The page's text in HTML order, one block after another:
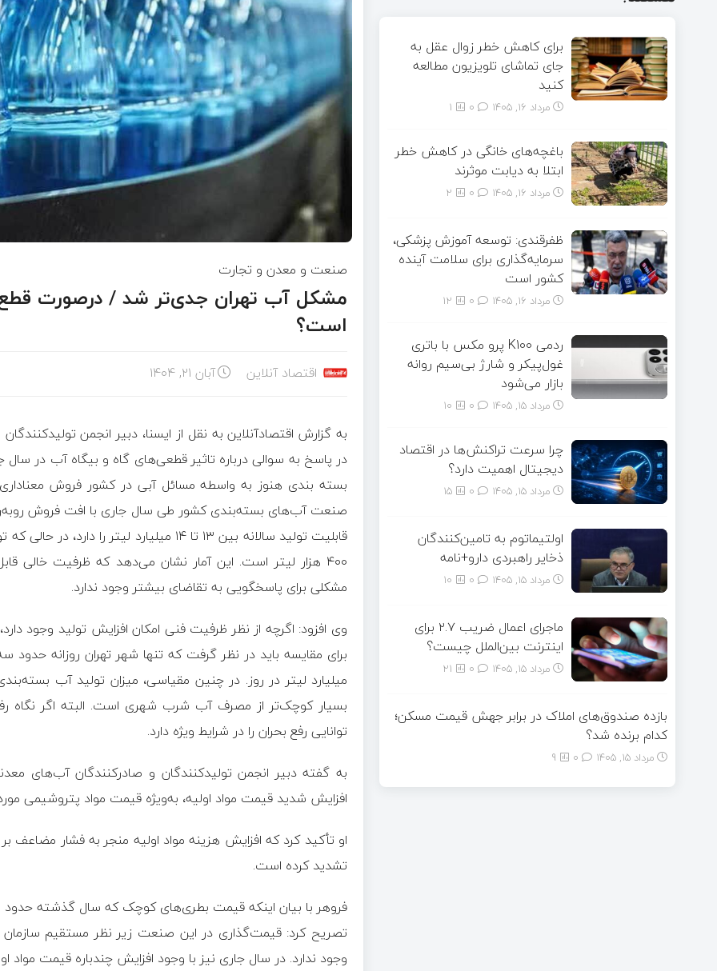
صنعت و معدن و تجارت
مشکل آب تهران جدی‌تر شد / درصورت
است؟
اقتصاد آنلاین آبان ۲۱, ۱۴۰۴
به گزارش اقتصادآنلاین به نقل از ایسنا، دبیر انجمن
در پاسخ به سوالی درباره تاثیر قطعی‌های گاه و بیگاه آب در
بسته بندی هنوز به واسطه مسائل آبی در کشور فروش
صنعت آب‌های بسته‌بندی کشور طی سال جاری با افت فروش
۴۰۰ هزار لیتر است. این آمار نشان می‌دهد که ظرفیت خالی
مشکلی برای پاسخگویی به تقاضای بیشتر وجود ندارد.
وی افزود: اگرچه از نظر ظرفیت فنی امکان افزایش تولید وجود
برای مقایسه باید در نظر گرفت که تنها شهر تهران روزانه
میلیارد لیتر در روز. در چنین مقیاسی، میزان تولید آب
بسیار کوچک‌تر از مصرف آب شرب شهری است. البته اگر
توانایی رفع بحران را در شرایط ویژه دارد.
به گفته دبیر انجمن تولیدکنندگان و صادرکنندگان آب‌های
افزایش شدید قیمت مواد اولیه، به‌ویژه قیمت مواد پتروشیمی
او تأکید کرد که افزایش هزینه مواد اولیه منجر به فشار
تشدید کرده است.
تصریح کرد: قیمت‌گذاری در این صنعت زیر نظر مستقیم سازمان
وجود ندارد. در سال جاری نیز با وجود افزایش چندباره قیمت
برای کاهش خطر زوال عقل به
جای تماشای تلویزیون مطالعه
کنید
مرداد ۱۶, ۱۴۰۵ 1
باغچه‌های خانگی در کاهش خطر
ابتلا به دیابت موثرند
مرداد ۱۶, ۱۴۰۵ 2
ظفرقندی: توسعه آموزش پزشکی،
سرمایه‌گذاری برای سلامت آینده
کشور است
مرداد ۱۶, ۱۴۰۵ 12
ردمی K100 پرو مکس با باتری
غول‌پیکر و شارژ بی‌سیم روانه
بازار می‌شود
مرداد ۱۵, ۱۴۰۵ 10
چرا سرعت تراکنش‌ها در اقتصاد
دیجیتال اهمیت دارد؟
مرداد ۱۵, ۱۴۰۵ 15
اولتیماتوم به تامین‌کنندگان
ذخایر راهبردی دارو+نامه
مرداد ۱۵, ۱۴۰۵ 10
ماجرای اعمال ضریب ۲.۷ برای
اینترنت بین‌الملل چیست؟
مرداد ۱۵, ۱۴۰۵ 21
بازده صندوق‌های املاک در برابر جهش قیمت مسکن؛
کدام برنده شد؟
مرداد ۱۵, ۱۴۰۵ 9